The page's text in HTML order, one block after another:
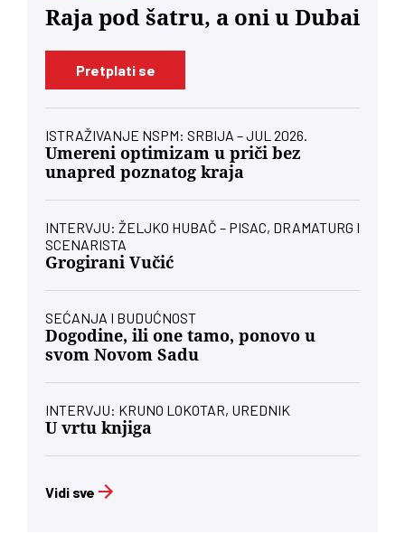
Raja pod šatru, a oni u Dubai
Pretplati se
ISTRAŽIVANJE NSPM: SRBIJA – JUL 2026.
Umereni optimizam u priči bez
unapred poznatog kraja
INTERVJU: ŽELJKO HUBAČ – PISAC, DRAMATURG I
SCENARISTA
Grogirani Vučić
SEĆANJA I BUDUĆNOST
Dogodine, ili one tamo, ponovo u
svom Novom Sadu
INTERVJU: KRUNO LOKOTAR, UREDNIK
U vrtu knjiga
Vidi sve